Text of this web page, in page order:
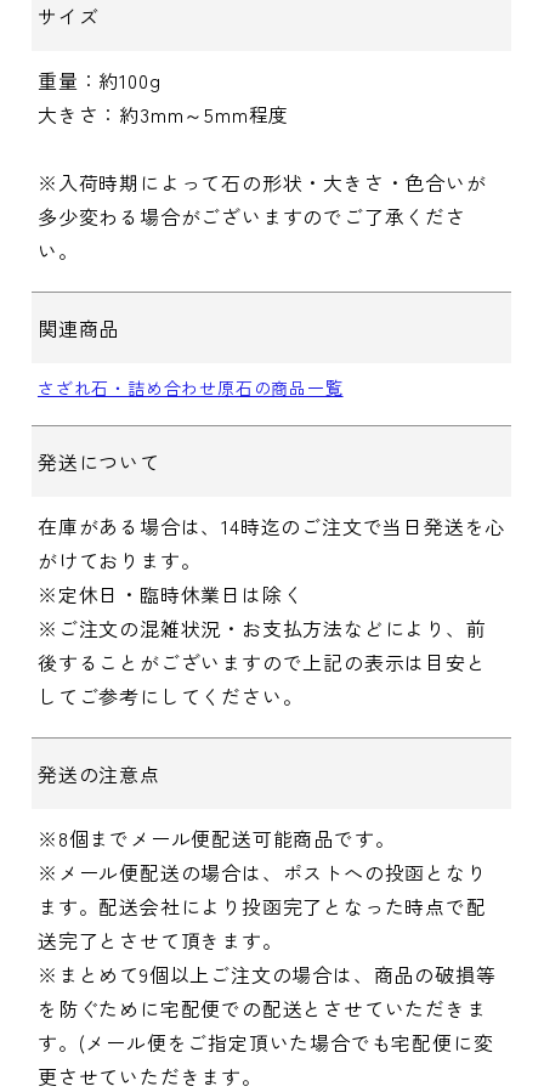
サイズ
重量：約100g
大きさ：約3mm～5mm程度
※入荷時期によって石の形状・大きさ・色合いが
多少変わる場合がございますのでご了承くださ
い。
関連商品
さざれ石・詰め合わせ原石の商品一覧
発送について
在庫がある場合は、14時迄のご注文で当日発送を心
がけております。
※定休日・臨時休業日は除く
※ご注文の混雑状況・お支払方法などにより、前
後することがございますので上記の表示は目安と
してご参考にしてください。
発送の注意点
※8個までメール便配送可能商品です。
※メール便配送の場合は、ポストへの投函となり
ます。配送会社により投函完了となった時点で配
送完了とさせて頂きます。
※まとめて9個以上ご注文の場合は、商品の破損等
を防ぐために宅配便での配送とさせていただきま
す。(メール便をご指定頂いた場合でも宅配便に変
更させていただきます。